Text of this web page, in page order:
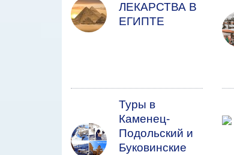
ЛЕКАРСТВА В
ЕГИПТЕ
Туры в
Каменец-
Подольский и
Буковинские